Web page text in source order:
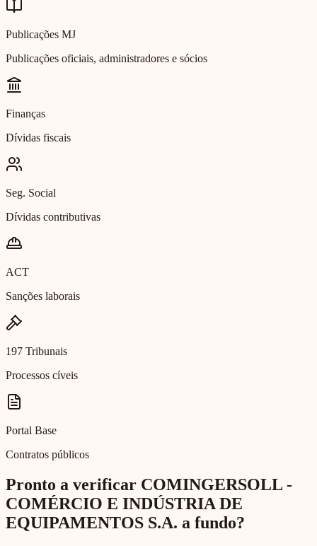
Publicações MJ
Publicações oficiais, administradores e sócios
Finanças
Dívidas fiscais
Seg. Social
Dívidas contributivas
ACT
Sanções laborais
197 Tribunais
Processos cíveis
Portal Base
Contratos públicos
Pronto a verificar COMINGERSOLL -
COMÉRCIO E INDÚSTRIA DE
EQUIPAMENTOS S.A. a fundo?